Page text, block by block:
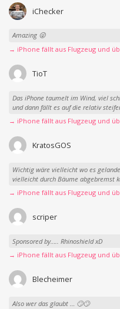
iChecker
Amazing 😜
→ iPhone fällt aus Flugzeug und
TioT
Das iPhone taumelt im Wind, viel
und dann fällt es auf die relativ
→ iPhone fällt aus Flugzeug und
KratosGOS
Wichtig wäre vielleicht wo es
vielleicht durch Bäume abgebremst
→ iPhone fällt aus Flugzeug und
scriper
Sponsored by….. Rhinoshield xD
→ iPhone fällt aus Flugzeug und
Blecheimer
Also wer das glaubt … 🙄🙄